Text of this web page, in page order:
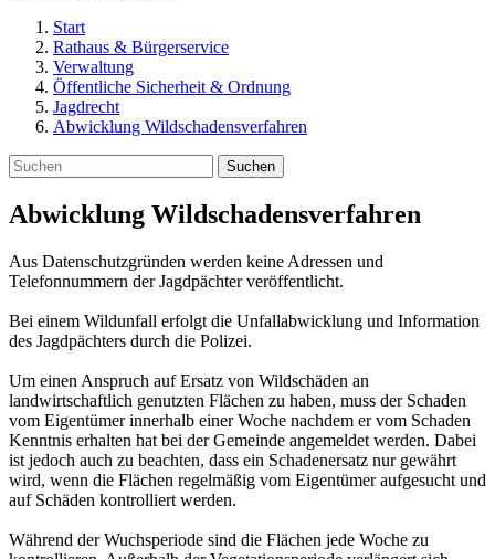
Start
Rathaus & Bürgerservice
Verwaltung
Öffentliche Sicherheit & Ordnung
Jagdrecht
Abwicklung Wildschadensverfahren
Suchen
Abwicklung Wildschadensverfahren
Aus Datenschutzgründen werden keine Adressen und
Telefonnummern der Jagdpächter veröffentlicht.
Bei einem Wildunfall erfolgt die Unfallabwicklung und Information
des Jagdpächters durch die Polizei.
Um einen Anspruch auf Ersatz von Wildschäden an
landwirtschaftlich genutzten Flächen zu haben, muss der Schaden
vom Eigentümer innerhalb einer Woche nachdem er vom Schaden
Kenntnis erhalten hat bei der Gemeinde angemeldet werden. Dabei
ist jedoch auch zu beachten, dass ein Schadenersatz nur gewährt
wird, wenn die Flächen regelmäßig vom Eigentümer aufgesucht und
auf Schäden kontrolliert werden.
Während der Wuchsperiode sind die Flächen jede Woche zu